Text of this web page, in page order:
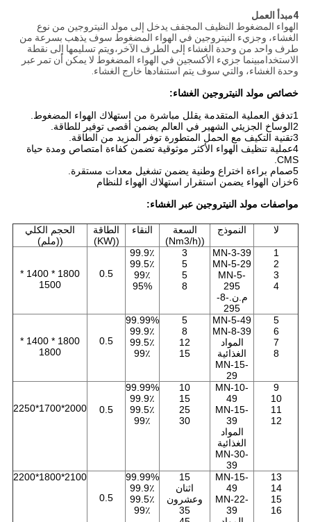
4مبدأ العمل
الهواء المضغوط النظيف المجفف يدخل إلى مولد النيتروجين من نوع
الغشاء، وجزيء النيتروجين في الهواء المضغوط سوف يذهب بسرعة من
طرف واحد من وحدة الغشاء إلى الطرف الآخر،ويتم تسليمها إلى نقطة
الاستخدامبينما جزيء الأكسجين في الهواء المضغوط لا يمكن أن تمر عبر
وحدة الغشاء، والتي سوف يتم استنفادها خارج الغشاء.
خصائص مولد النيتروجين الغشاء:
1تدفق العملية المتقدمة يقلل مباشرة من استهلاك الهواء المضغوط.
2الوساخ الجزيئي الشهير في العالم يضمن أقصى توفير للطاقة.
3تقنية التكيف مع الحمل المتطورة توفر المزيد من الطاقة.
4عملية تنظيف الهواء الأكثر موثوقية تضمن كفاءة امتصاص ومدة حياة
CMS.
5صمام براءة اختراع وطنية يضمن تشغيل معدات مستقرة.
6خزان الهواء يضمن استقرار استهلاك الهواء للنظام
مواصفات مولد النيتروجين عبر الغشاء:
لا النموذج
السعة
((Nm3/h)
النقاء
الطاقة
((KW)
الحجم الكلي
((ملم)
1
2
3
4
MN-3-39
MN-5-29
MN-5-
295
م.ن.-8-
295
3
5
5
8
99.9٪
99.5٪
99٪
95%
0.5
1800 * 1400 *
1500
5
6
7
8
MN-5-49
MN-8-39
المواد
الغذائية
MN-15-
29
5
8
12
15
99.99%
99.9٪
99.5٪
99٪
0.5
1800 * 1400 *
1800
9
10
11
12
MN-10-
49
MN-15-
39
المواد
الغذائية
MN-30-
39
10
15
25
30
99.99%
99.9٪
99.5٪
99٪
0.5
2000*1700*2250
13
14
15
16
MN-15-
49
MN-22-
39
15
اثنان
وعشرون
35
99.99%
99.9٪
99.5٪
99٪
0.5
2100*1800*2200